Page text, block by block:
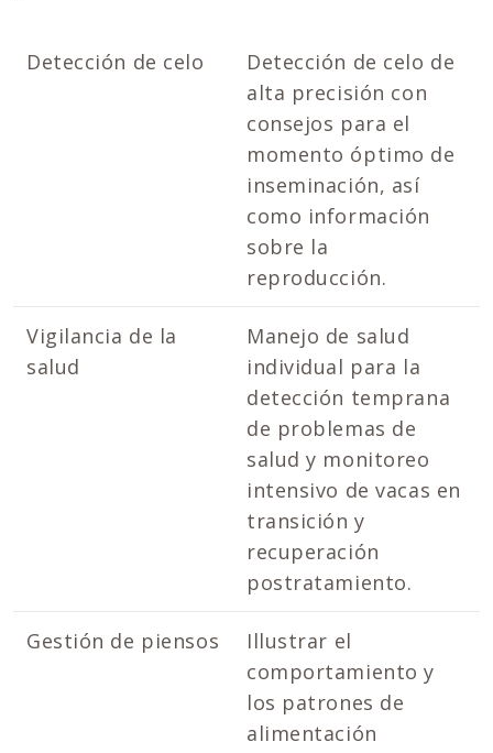
Detección de celo
Detección de celo de
alta precisión con
consejos para el
momento óptimo de
inseminación, así
como información
sobre la
reproducción.
Vigilancia de la
salud
Manejo de salud
individual para la
detección temprana
de problemas de
salud y monitoreo
intensivo de vacas en
transición y
recuperación
postratamiento.
Gestión de piensos
Illustrar el
comportamiento y
los patrones de
alimentación